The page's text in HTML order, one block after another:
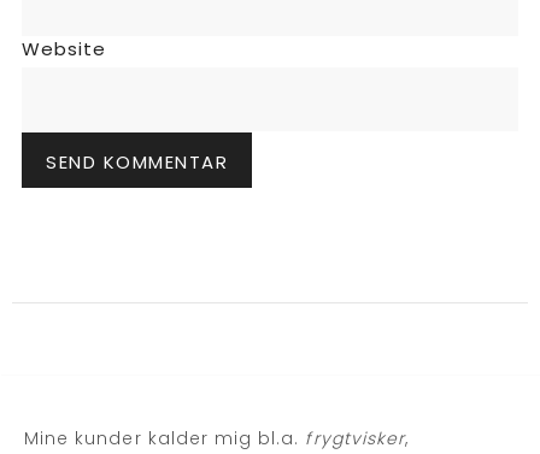
Website
Mine kunder kalder mig bl.a. frygtvisker,